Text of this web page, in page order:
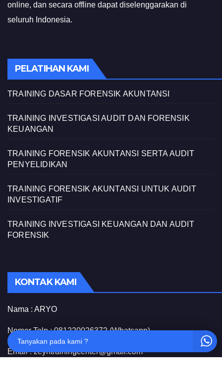
online, dan secara offline dapat diselenggarakan di
seluruh Indonesia.
PELATIHAN KAMI
TRAINING DASAR FORENSIK AKUNTANSI
TRAINING INVESTIGASI AUDIT DAN FORENSIK
KEUANGAN
TRAINING FORENSIK AKUNTANSI SERTA AUDIT
PENYELIDIKAN
TRAINING FORENSIK AKUNTANSI UNTUK AUDIT
INVESTIGATIF
TRAINING INVESTIGASI KEUANGAN DAN AUDIT
FORENSIK
KONTAK KAMI
Nama : ARYO
Nomor Telp :081220026372(Whatsapp)
Email : zeyntrainingcenter@gmail.com
Tanyakan pada kami ?